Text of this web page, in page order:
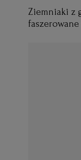
Ziemniaki z